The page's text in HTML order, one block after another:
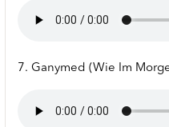
7. Ganymed (Wie Im